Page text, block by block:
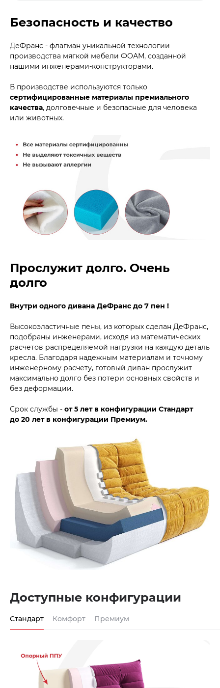
Безопасность и качество
ДеФранс - флагман уникальной технологии
производства мягкой мебели ФОАМ, созданной
нашими инженерами-конструкторами.
В производстве используются только
сертифицированные материалы премиального
качества, долговечные и безопасные для человека
или животных.
Прослужит долго. Очень
долго
Внутри одного дивана ДеФранс до 7 пен !
Высокоэластичные пены, из которых сделан ДеФранс,
подобраны инженерами, исходя из математических
расчетов распределяемой нагрузки на каждую деталь
кресла. Благодаря надежным материалам и точному
инженерному расчету, готовый диван прослужит
максимально долго без потери основных свойств и
без деформации.
Срок службы - от 5 лет в конфигурации Стандарт
до 20 лет в конфигурации Премиум.
Доступные конфигурации
Стандарт Комфорт Премиум